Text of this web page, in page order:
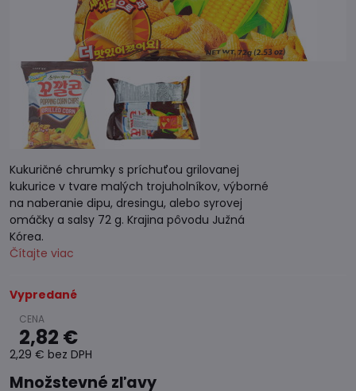
Kukuričné chrumky s príchuťou grilovanej
kukurice v tvare malých trojuholníkov, výborné
na naberanie dipu, dresingu, alebo syrovej
omáčky a salsy 72 g. Krajina pôvodu Južná
Kórea.
Čítajte viac
Vypredané
2,82 €
2,29 € bez DPH
Množstevné zľavy